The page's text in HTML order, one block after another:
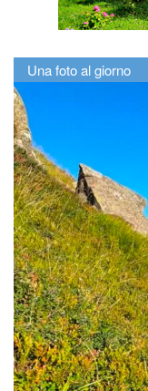
Una foto al giorno